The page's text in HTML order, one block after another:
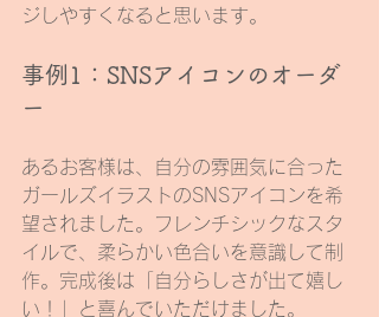
ジしやすくなると思います。
事例1：SNSアイコンのオーダ
ー
あるお客様は、自分の雰囲気に合った
ガールズイラストのSNSアイコンを希
望されました。フレンチシックなスタ
イルで、柔らかい色合いを意識して制
作。完成後は「自分らしさが出て嬉し
い！」と喜んでいただけました。